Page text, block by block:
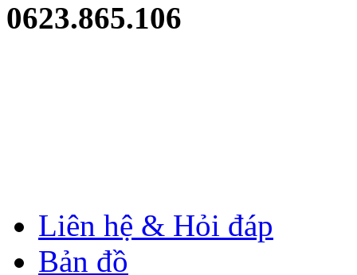
0623.865.106
Liên hệ & Hỏi đáp
Bản đồ